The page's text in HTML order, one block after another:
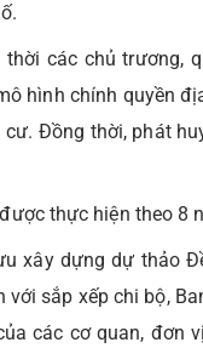
các chủ trương,
hình chính quyền
Đồng thời, phát
thực hiện theo
xây dựng dự thảo
sắp xếp chi bộ,
các cơ quan, đơn